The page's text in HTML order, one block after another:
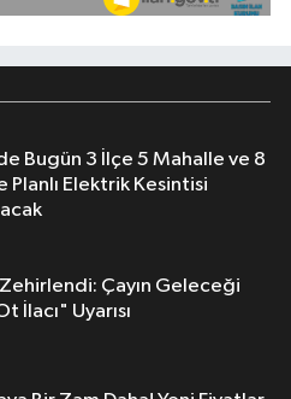
Bugün 3 İlçe 5 Mahalle ve 8
Planlı Elektrik Kesintisi
Çayın Geleceği
İlacı" Uyarısı